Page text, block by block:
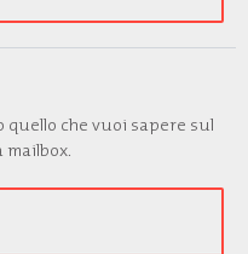
che vuoi sapere sul